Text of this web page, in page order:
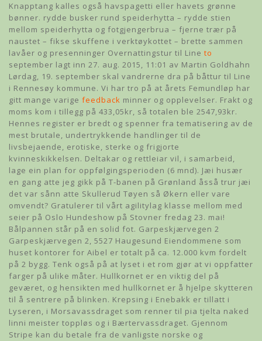
Knapptang kalles også havspagetti eller havets grønne
bønner. rydde busker rund speiderhytta – rydde stien
mellom speiderhytta og fotgjengerbrua – fjerne trær på
naustet – fikse skuffene i verktøykottet – brette sammen
lavåer og presenninger Overnattingstur til Line to
september lagt inn 27. aug. 2015, 11:01 av Martin Goldhahn
Lørdag, 19. september skal vandrerne dra på båttur til Line
i Rennesøy kommune. Vi har tro på at årets Femundløp har
gitt mange varige feedback minner og opplevelser. Frakt og
moms kom i tillegg på 433,05kr, så totalen ble 2547,93kr.
Hennes register er bredt og spenner fra tematisering av de
mest brutale, undertrykkende handlinger til de
livsbejaende, erotiske, sterke og frigjorte
kvinneskikkelsen. Deltakar og rettleiar vil, i samarbeid,
lage ein plan for oppfølgingsperioden (6 mnd). Jæi husær
en gang atte jeg gikk på T-banen på Grønland åsså trur jæi
det var sånn atte Skullerud Tøyen så Økern eller vare
omvendt? Gratulerer til vårt agilitylag klasse mellom med
seier på Oslo Hundeshow på Stovner fredag 23. mai!
Bålpannen står på en solid fot. Garpeskjærvegen 2
Garpeskjærvegen 2, 5527 Haugesund Eiendommene som
huset kontorer for Aibel er totalt på ca. 12.000 kvm fordelt
på 2 bygg. Tenk også på at lyset i et rom gjør at vi oppfatter
farger på ulike måter. Hullkornet er en viktig del på
geværet, og hensikten med hullkornet er å hjelpe skytteren
til å sentrere på blinken. Krepsing i Enebakk er tillatt i
Lyseren, i Morsavassdraget som renner til pia tjelta naked
linni meister toppløs og i Bærtervassdraget. Gjennom
Stripe kan du betale fra de vanligste norske og